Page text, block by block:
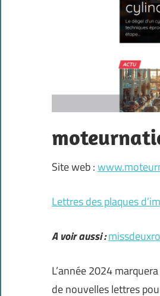
Site web :
Lettres des plaques
A voir aussi :
L’année 2024
de nouvelles lettres